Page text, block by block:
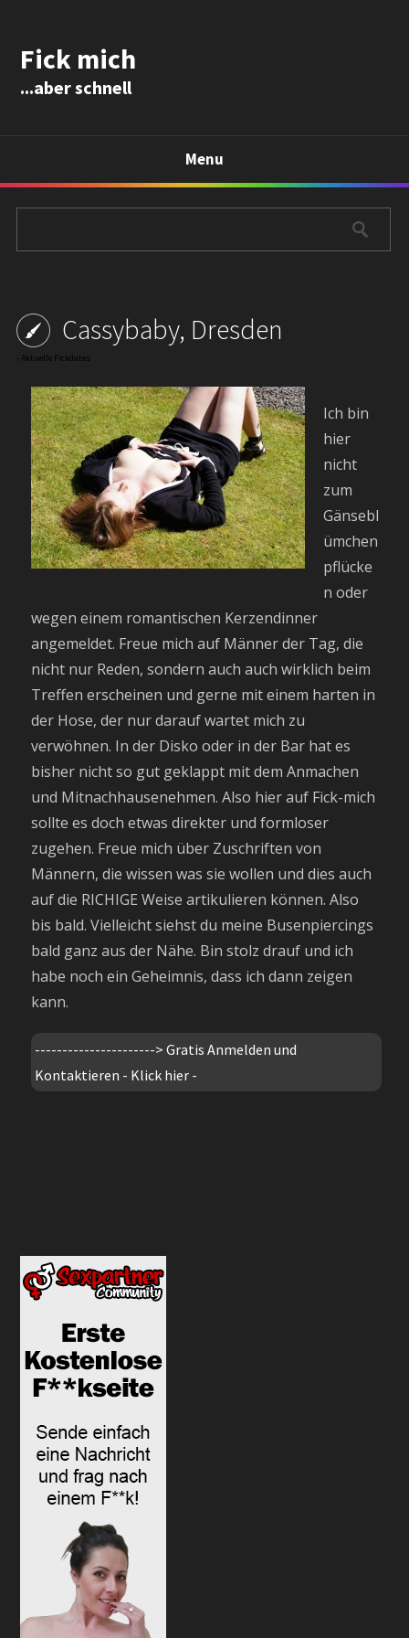
Fick mich
...aber schnell
Menu
Cassybaby, Dresden
- Aktuelle Fickdates
Ich bin
hier
nicht
zum
Gänsebl
ümchen
pflücke
n oder
wegen einem romantischen Kerzendinner
angemeldet. Freue mich auf Männer der Tag, die
nicht nur Reden, sondern auch auch wirklich beim
Treffen erscheinen und gerne mit einem harten in
der Hose, der nur darauf wartet mich zu
verwöhnen. In der Disko oder in der Bar hat es
bisher nicht so gut geklappt mit dem Anmachen
und Mitnachhausenehmen. Also hier auf Fick-mich
sollte es doch etwas direkter und formloser
zugehen. Freue mich über Zuschriften von
Männern, die wissen was sie wollen und dies auch
auf die RICHIGE Weise artikulieren können. Also
bis bald. Vielleicht siehst du meine Busenpiercings
bald ganz aus der Nähe. Bin stolz drauf und ich
habe noch ein Geheimnis, dass ich dann zeigen
kann.
---------------------->Gratis Anmelden und
Kontaktieren - Klick hier -